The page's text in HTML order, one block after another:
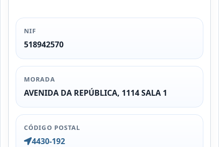
NIF
518942570
MORADA
AVENIDA DA REPÚBLICA, 1114 SALA 1
CÓDIGO POSTAL
4430-192